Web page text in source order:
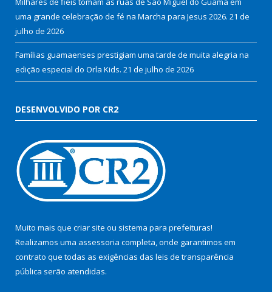
uma grande celebração de fé na Marcha para Jesus 2026. 21 de
julho de 2026
Famílias guamaenses prestigiam uma tarde de muita alegria na
edição especial do Orla Kids. 21 de julho de 2026
DESENVOLVIDO POR CR2
Muito mais que criar site ou sistema para prefeituras!
Realizamos uma assessoria completa, onde garantimos em
contrato que todas as exigências das leis de transparência
pública serão atendidas.